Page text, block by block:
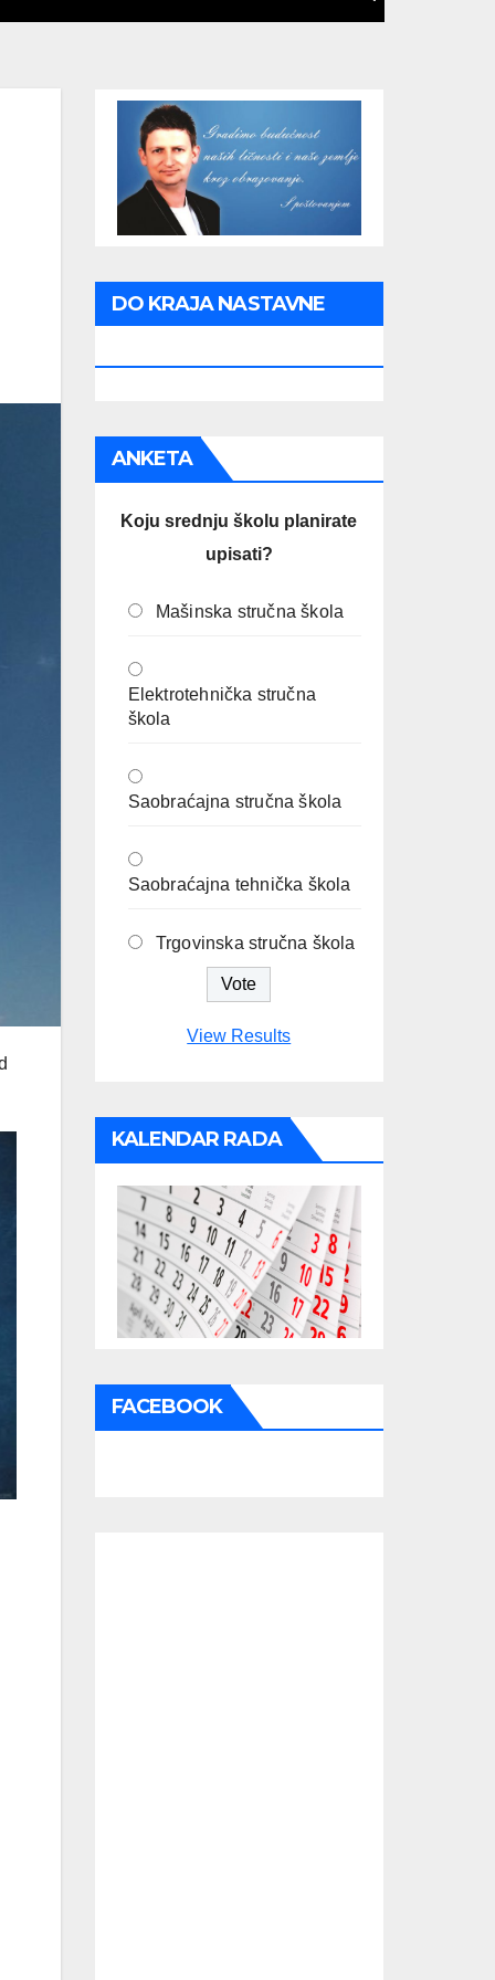
DO KRAJA NASTAVNE
ANKETA
Koju srednju školu planirate
upisati?
Mašinska stručna škola
Elektrotehnička stručna
škola
Saobraćajna stručna škola
Saobraćajna tehnička škola
Trgovinska stručna škola
View Results
KALENDAR RADA
FACEBOOK